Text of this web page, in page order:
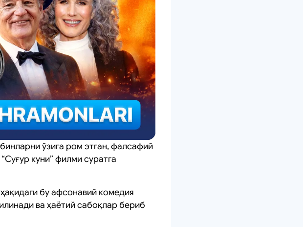
ўзига ром этган, фалсафий
куни” филми суратга
бу афсонавий комедия
ва ҳаётий сабоқлар бериб